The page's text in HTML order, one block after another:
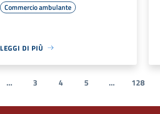
Commercio ambulante
LEGGI DI PIÙ
... 3 4 5 ... 128